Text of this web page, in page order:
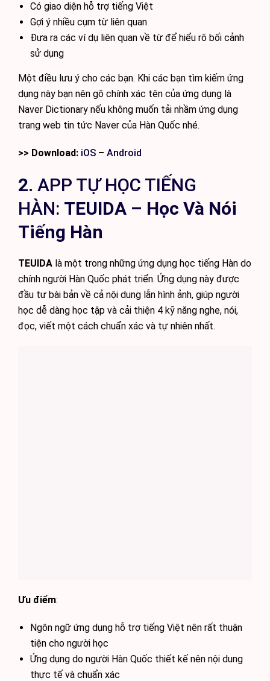
Có giao diện hỗ trợ tiếng Việt
Gợi ý nhiều cụm từ liên quan
Đưa ra các ví dụ liên quan về từ để hiểu rõ bối cảnh
sử dụng
Một điều lưu ý cho các bạn. Khi các bạn tìm kiếm ứng
dụng này bạn nên gõ chính xác tên của ứng dụng là
Naver Dictionary nếu không muốn tải nhầm ứng dụng
trang web tin tức Naver của Hàn Quốc nhé.
>> Download: iOS – Android
2. APP TỰ HỌC TIẾNG
HÀN: TEUIDA – Học Và Nói
Tiếng Hàn
TEUIDA là một trong những ứng dụng học tiếng Hàn do
chính người Hàn Quốc phát triển. Ứng dụng này được
đầu tư bài bản về cả nội dung lẫn hình ảnh, giúp người
học dễ dàng học tập và cải thiện 4 kỹ năng nghe, nói,
đọc, viết một cách chuẩn xác và tự nhiên nhất.
Ưu điểm:
Ngôn ngữ ứng dụng hỗ trợ tiếng Việt nên rất thuận
tiện cho người học
Ứng dụng do người Hàn Quốc thiết kế nên nội dung
thực tế và chuẩn xác